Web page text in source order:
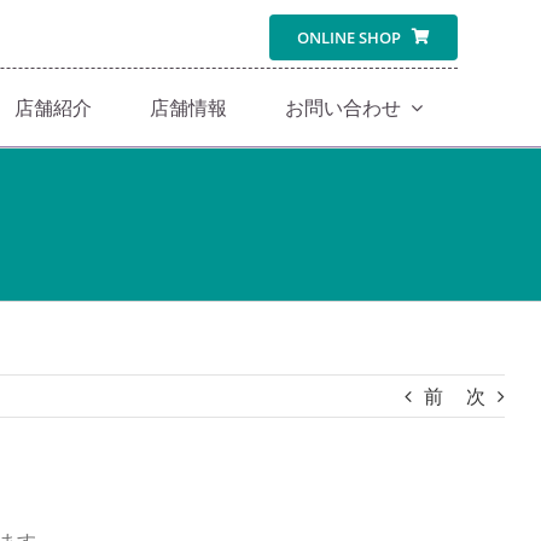
ONLINE SHOP
店舗紹介 店舗情報 お問い合わせ
前 次